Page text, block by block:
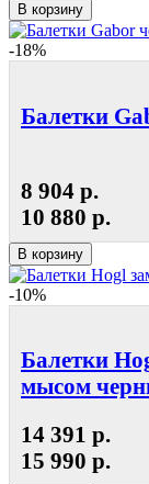
В корзину
-18%
Балетки
8 904 р.
10 880 р.
В корзину
-10%
Балетки
мысом
14 391 р.
15 990 р.